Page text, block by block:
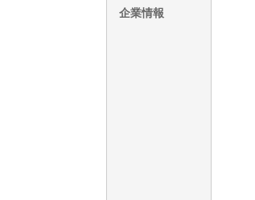
企業情報